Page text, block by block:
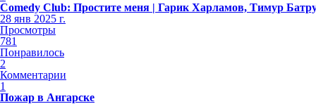
Comedy Club: Простите меня | Гарик Харламов, Тимур
28 янв 2025 г.
Просмотры
781
Понравилось
2
Комментарии
1
Пожар в Ангарске